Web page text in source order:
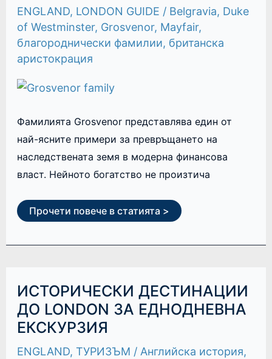
ENGLAND, LONDON GUIDE / Belgravia, Duke
of Westminster, Grosvenor, Mayfair,
благороднически фамилии, британска
аристокрация
Фамилията Grosvenor представлява един от
най-ясните примери за превръщането на
наследствената земя в модерна финансова
власт. Нейното богатство не произтича
Прочети повече в статията >
ИСТОРИЧЕСКИ ДЕСТИНАЦИИ
ДО LONDON ЗА ЕДНОДНЕВНА
ЕКСКУРЗИЯ
ENGLAND, ТУРИЗЪМ / Английска история,
ИСТОРИЧЕСКИ
ДЕСТИНАЦИИ
ДО
LONDON
ЗА
ЕДНОДНЕВНА
ЕКСКУРЗИЯ